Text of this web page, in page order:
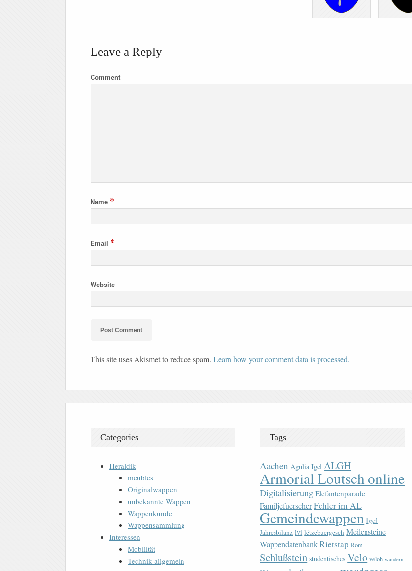
Leave a Reply
Comment
Name *
Email *
Website
This site uses Akismet to reduce spam. Learn how your comment data is processed.
Categories
Heraldik
meubles
Originalwappen
unbekannte Wappen
Wappenkunde
Wappensammlung
Interessen
Mobilität
Technik allgemein
Tags
Aachen Agulia Igel ALGH
Armorial Loutsch online
Digitalisierung Elefantenparade
FamiljefuerscherFehler im AL
Gemeindewappen Igel
Jahresbilanz lvi lëtzebuergesch Meilensteine
WappendatenbankRietstap Rom
Schlußstein studentisches Velo veloh wandern